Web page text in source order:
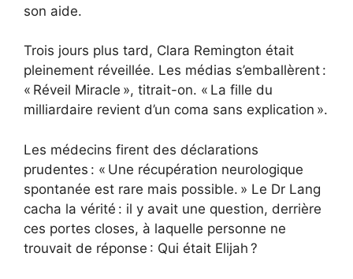
son aide.
Trois jours plus tard, Clara Remington était
pleinement réveillée. Les médias s’emballèrent :
« Réveil Miracle », titrait-on. « La fille du
milliardaire revient d’un coma sans explication ».
Les médecins firent des déclarations
prudentes : « Une récupération neurologique
spontanée est rare mais possible. » Le Dr Lang
cacha la vérité : il y avait une question, derrière
ces portes closes, à laquelle personne ne
trouvait de réponse : Qui était Elijah ?